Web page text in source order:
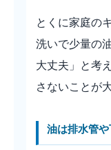
とくに家庭の
洗いで少量の
大丈夫」と考
さないことが
油は排水管